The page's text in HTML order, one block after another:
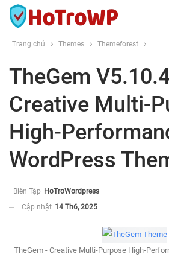
Trang chủ Themes Themeforest
TheGem
Creative Multi-
High-
WordPress
Biên Tập HoTroWordpress
Cập nhật 14 Th6, 2025
TheGem - Creative Multi-Purpose High-